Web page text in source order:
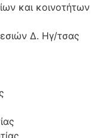
και κοινοτήτων
Δ. Ηγ/τσας